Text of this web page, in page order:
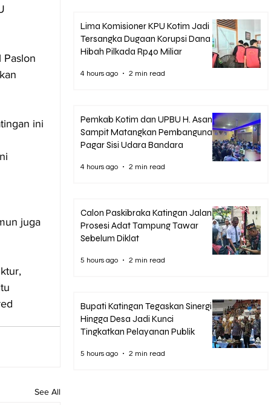
Paslon
ini
juga
See All
Lima Komisioner KPU Kotim Jadi
Tersangka Dugaan Korupsi Dana
Hibah Pilkada Rp40 Miliar
4 hours ago 2 min read
Pemkab Kotim dan UPBU H. Asan
Sampit Matangkan Pembangunan
Pagar Sisi Udara Bandara
4 hours ago 2 min read
Calon Paskibraka Katingan Jalani
Prosesi Adat Tampung Tawar
Sebelum Diklat
5 hours ago 2 min read
Bupati Katingan Tegaskan Sinergi
Hingga Desa Jadi Kunci
Tingkatkan Pelayanan Publik
5 hours ago 2 min read